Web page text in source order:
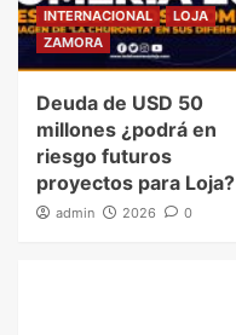
INTERNACIONAL
LOJA
ZAMORA
Deuda de USD 50
millones ¿podrá en
riesgo futuros
proyectos para Loja?
admin 2026 0